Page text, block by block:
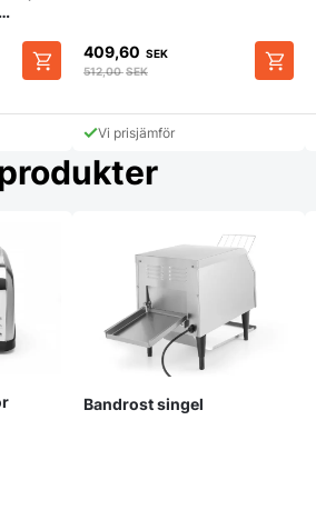
409,60 SEK
512,00SEK
Vi prisjämför
Bandrost singel